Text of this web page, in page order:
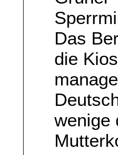
Das
die
wenige